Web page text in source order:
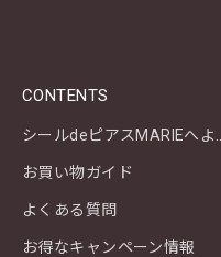
CONTENTS
シールdeピ
お買い物ガイド
よくある質問
お得なキャンペーン情報